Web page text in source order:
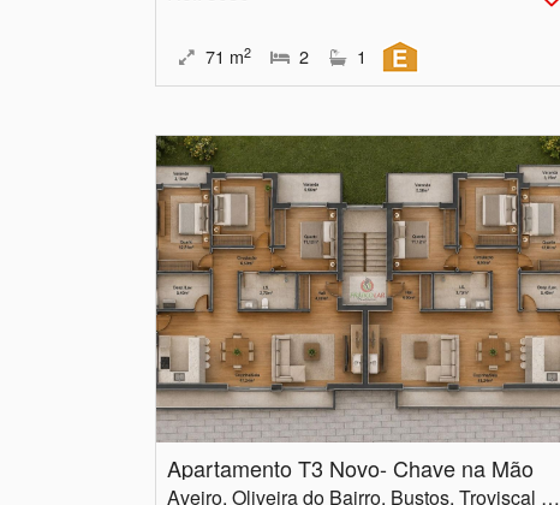
71 m2 2 1
Apartamento T3 Novo- Chave na Mão
Aveiro, Oliveira do Bairro, Bustos, Troviscal e Mamarrosa